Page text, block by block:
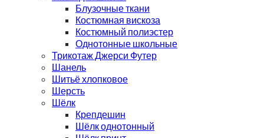
Блузочные ткани
Костюмная вискоза
Костюмный полиэстер
Однотонные школьные
Трикотаж Джерси Футер
Шанель
Шитьё хлопковое
Шерсть
Шёлк
Крепдешин
Шёлк однотонный